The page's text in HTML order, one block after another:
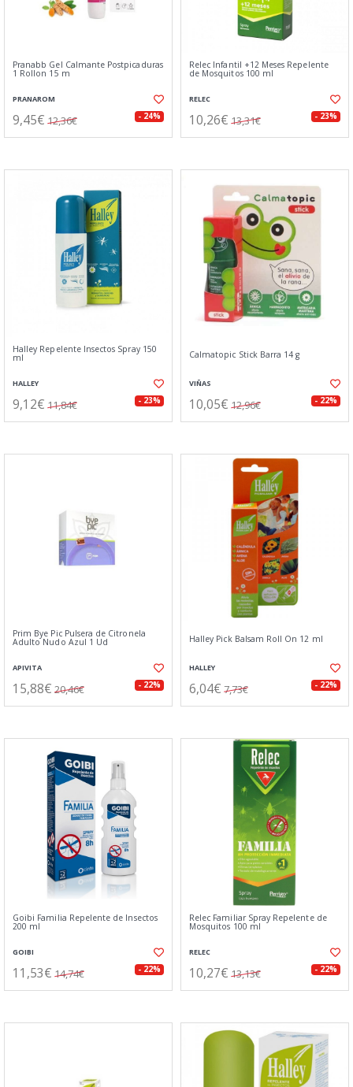
Pranabb Gel Calmante Postpicaduras
1 Rollon 15 m
PRANAROM
9,45€ 12,36€ - 24%
Relec Infantil +12 Meses Repelente
de Mosquitos 100 ml
RELEC
10,26€ 13,31€ - 23%
Halley Repelente Insectos Spray 150
ml
HALLEY
9,12€ 11,84€ - 23%
Calmatopic Stick Barra 14 g
VIÑAS
10,05€ 12,96€ - 22%
Prim Bye Pic Pulsera de Citronela
Adulto Nudo Azul 1 Ud
APIVITA
15,88€ 20,46€ - 22%
Halley Pick Balsam Roll On 12 ml
HALLEY
6,04€ 7,73€ - 22%
Goibi Familia Repelente de Insectos
200 ml
GOIBI
11,53€ 14,74€ - 22%
Relec Familiar Spray Repelente de
Mosquitos 100 ml
RELEC
10,27€ 13,13€ - 22%